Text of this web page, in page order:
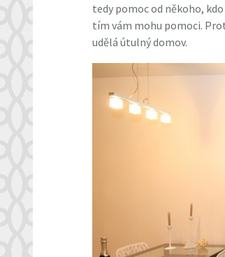
tedy pomoc od někoho,
tím vám mohu pomoci.
udělá útulný domov.